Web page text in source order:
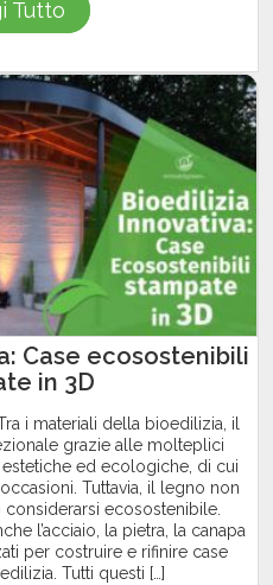
Tutto
Case ecosostenibili
in 3D
i materiali della bioedilizia, il
grazie alle molteplici
ed ecologiche, di cui
Tuttavia, il legno non
ecosostenibile.
l’acciaio, la pietra, la canapa
per costruire e rifinire case
Tutti questi […]